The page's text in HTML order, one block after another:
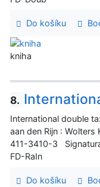
Do košíku
kniha
8.
International double
aan den Rijn :
411-3410-3
FD-RaIn
Do košíku